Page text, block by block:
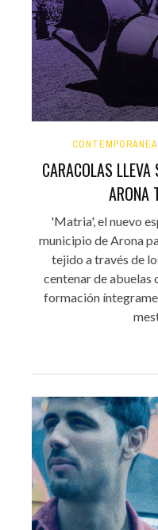
CONTEMPORÁNEA
CARACOLAS
ARONA
'Matria', el nuevo
municipio de Arona
tejido a través de
centenar de abuelas
formación